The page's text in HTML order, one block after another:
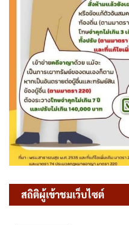
สถิติผู้เข้าชมเว็บไซต์